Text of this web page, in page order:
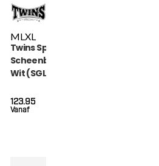
ML XL
Twins Special
Scheenbeschermers
Wit (SGL 7 WHITE)
Vanaf
123.95